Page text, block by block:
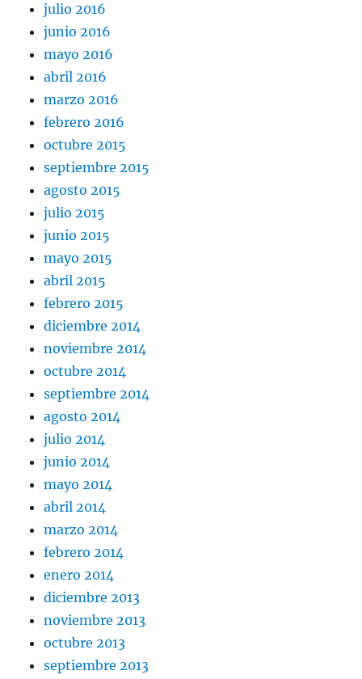
julio 2016
junio 2016
mayo 2016
abril 2016
marzo 2016
febrero 2016
octubre 2015
septiembre 2015
agosto 2015
julio 2015
junio 2015
mayo 2015
abril 2015
febrero 2015
diciembre 2014
noviembre 2014
octubre 2014
septiembre 2014
agosto 2014
julio 2014
junio 2014
mayo 2014
abril 2014
marzo 2014
febrero 2014
enero 2014
diciembre 2013
noviembre 2013
octubre 2013
septiembre 2013